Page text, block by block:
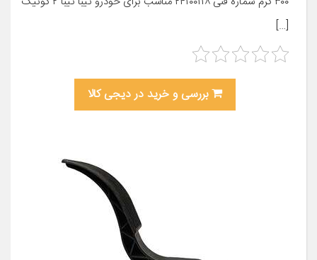
[…]
بررسی و خرید در دیجی کالا